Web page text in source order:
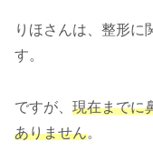
りほさんは、整形に
す。
ですが、 現在までに
ありません。